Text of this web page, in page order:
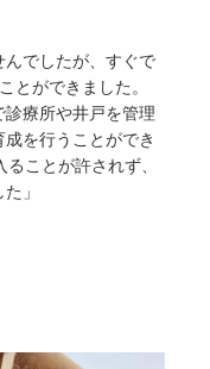
んでしたが、すぐで
とができました。
療所や井戸を管理
を行うことができ
ことが許されず、
」